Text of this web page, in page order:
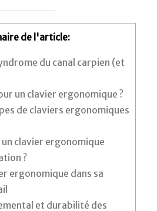
de l'article:
du canal carpien (et
un clavier ergonomique ?
de claviers ergonomiques
clavier ergonomique
?
ergonomique dans sa
et durabilité des